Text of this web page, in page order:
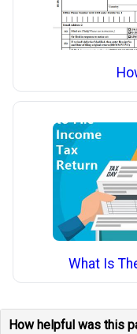
What Is
How helpful was this